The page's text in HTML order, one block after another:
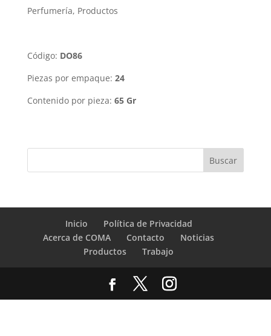
Perfumería, Productos
Código: DO86
Piezas por empaque: 24
Contenido por pieza: 65 Gr
Inicio
Política de Privacidad
Acerca de COMA
Contacto
Noticias
Productos
Trabajo